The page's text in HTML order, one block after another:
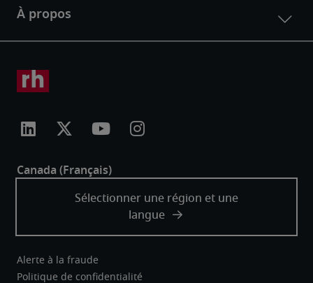
Alerte à la fraude
Politique de confidentialité